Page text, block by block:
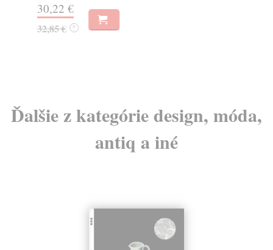
30,22 €
32,85 € ?
Ďalšie z kategórie design, móda,
antiq a iné